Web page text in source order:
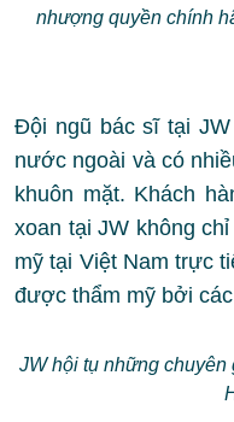
nhượng quyền chính
Đội ngũ bác sĩ tại
nước ngoài và có
khuôn mặt. Khách
xoan tại JW không
mỹ tại Việt Nam trực
được thẩm mỹ bởi
JW hội tụ những chuyên